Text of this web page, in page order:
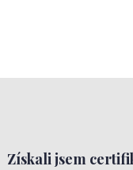
Získali jsem